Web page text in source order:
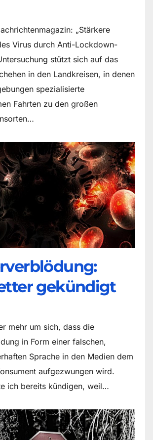
„Stärkere
Virus durch Anti-Lockdown-
stützt sich auf das
in den Landkreisen, in denen
spezialisierte
Fahrten zu den großen
gekündigt
mehr um sich, dass die
in Form einer falschen,
Sprache in den Medien dem
aufgezwungen wird.
ich bereits kündigen, weil…